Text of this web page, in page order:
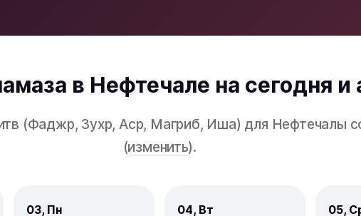
в Нефтечале на сегодня и
(Фаджр, Зухр, Аср, Магриб, Иша) для Нефтечалы
(изменить).
03, Пн 04, Вт 05,